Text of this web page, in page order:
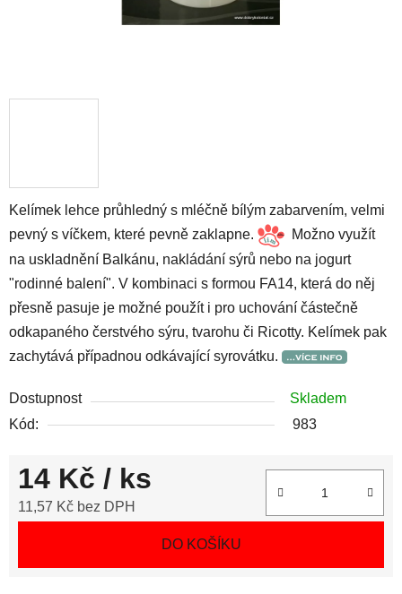
Kelímek lehce průhledný s mléčně bílým zabarvením, velmi
pevný s víčkem, které pevně zaklapne.
Možno využít
na uskladnění Balkánu, nakládání sýrů nebo na jogurt
"rodinné balení". V kombinaci s formou FA14, která do něj
přesně pasuje je možné použít i pro uchování částečně
odkapaného čerstvého sýru, tvarohu či Ricotty. Kelímek pak
zachytává případnou odkávající syrovátku.
Dostupnost
Skladem
Kód:
983
14 Kč / ks
11,57 Kč bez DPH
DO KOŠÍKU